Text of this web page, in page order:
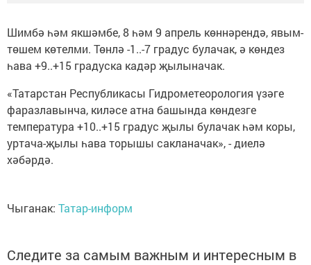
Шимбә һәм якшәмбе, 8 һәм 9 апрель көннәрендә, явым-
төшем көтелми. Төнлә -1..-7 градус булачак, ә көндез
һава +9..+15 градуска кадәр җылыначак.
«Татарстан Республикасы Гидрометеорология үзәге
фаразлавынча, киләсе атна башында көндезге
температура +10..+15 градус җылы булачак һәм коры,
уртача-җылы һава торышы сакланачак», - диелә
хәбәрдә.
Чыганак: Татар-информ
Следите за самым важным и интересным в